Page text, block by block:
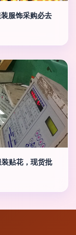
服饰采购必去
贴花，现货批